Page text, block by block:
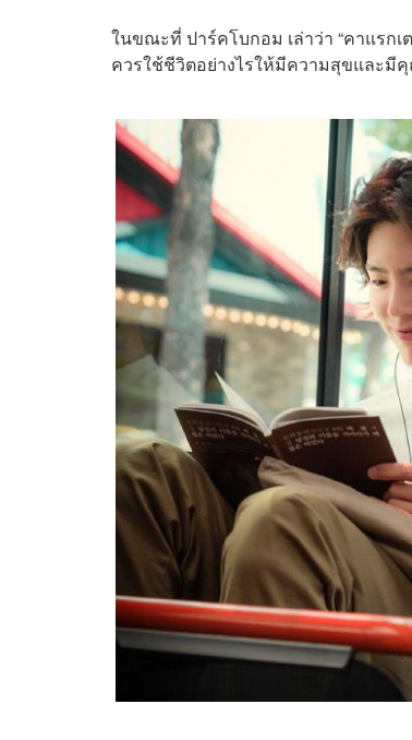
ในขณะที่ ปาร์คโบกอม เล่าว่า “คาแรก
ควรใช้ชีวิตอย่างไรให้มีความสุขและมี